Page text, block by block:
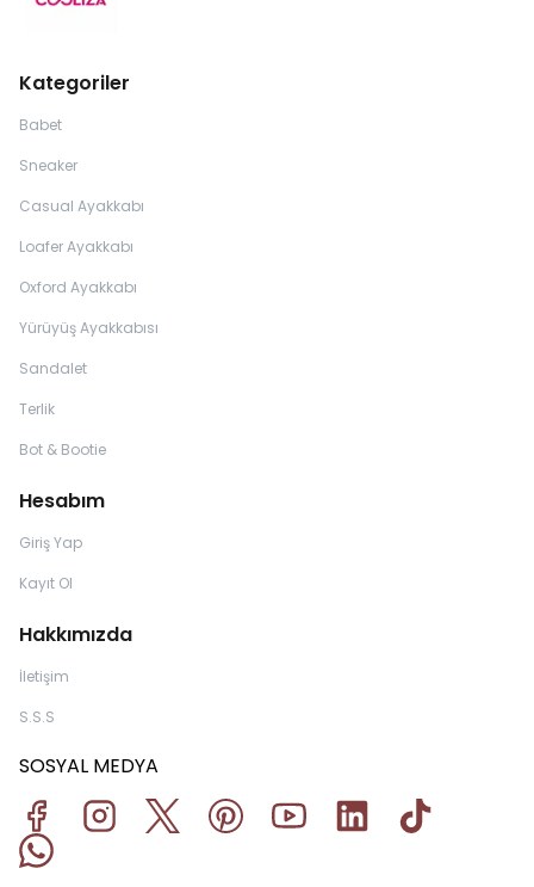
Kategoriler
Babet
Sneaker
Casual Ayakkabı
Loafer Ayakkabı
Oxford Ayakkabı
Yürüyüş Ayakkabısı
Sandalet
Terlik
Bot & Bootie
Hesabım
Giriş Yap
Kayıt Ol
Hakkımızda
İletişim
S.S.S
SOSYAL MEDYA